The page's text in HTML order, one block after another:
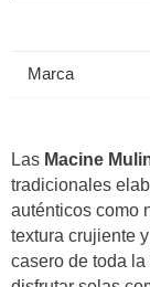
Marca
Las Macine
tradicionales
auténticos como
textura crujiente
casero de toda